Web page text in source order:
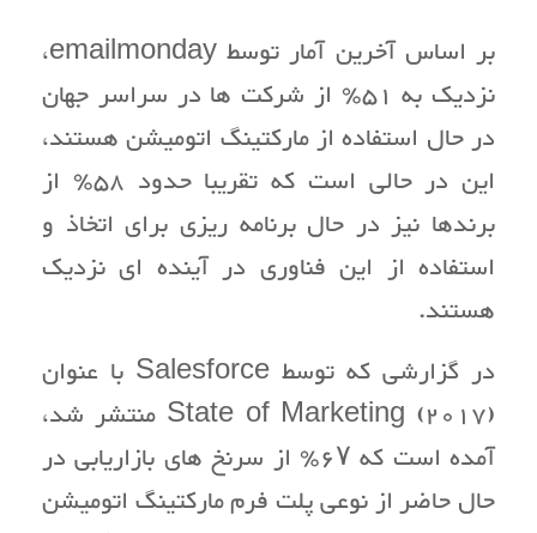
بر اساس آخرین آمار توسط emailmonday،
نزدیک به 51٪ از شرکت ها در سراسر جهان
در حال استفاده از مارکتینگ اتومیشن هستند،
این در حالی است که تقریبا حدود 58٪ از
برندها نیز در حال برنامه ریزی برای اتخاذ و
استفاده از این فناوری در آینده ای نزدیک
هستند.
در گزارشی که توسط Salesforce با عنوان
State of Marketing (2017) منتشر شد،
آمده است که ۶۷٪ از سرنخ های بازاریابی در
حال حاضر از نوعی پلت فرم مارکتینگ اتومیشن